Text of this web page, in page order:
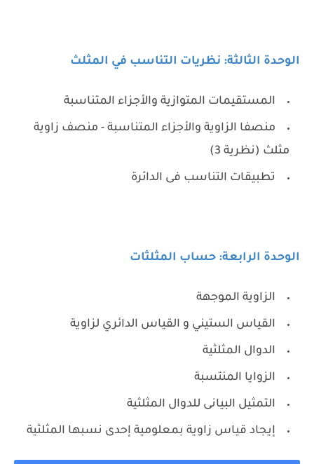
الوحدة الثالثة: نظريات التناسب في المثلث
المستقيمات المتوازية والأجزاء المتناسبة
منصفا الزاوية والأجزاء المتناسبة - منصف زاوية
مثلث (نظرية 3)
تطبيقات التناسب فى الدائرة
الوحدة الرابعة: حساب المثلثات
الزاوية الموجهة
القياس الستيني و القياس الدائري لزاوية
الدوال المثلثية
الزوايا المنتسبة
التمثيل البيانى للدوال المثلثية
إيجاد قياس زاوية بمعلومية إحدى نسبها المثلثية